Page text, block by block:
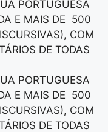
PORTUGUESA
E MAIS DE 500
COM
DE TODAS
PORTUGUESA
E MAIS DE 500
COM
DE TODAS